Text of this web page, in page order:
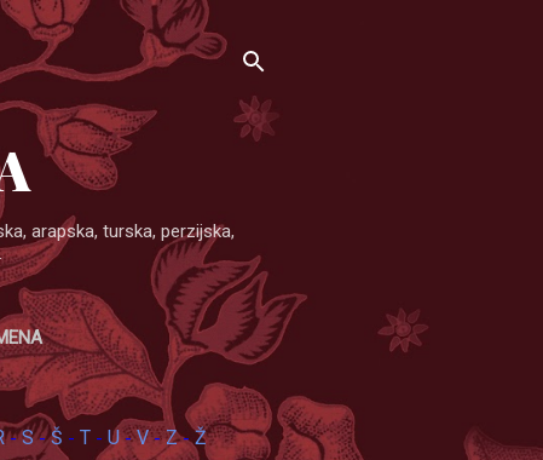
arapska, turska, perzijska,
-S-Š - T - U-V-Z-Ž